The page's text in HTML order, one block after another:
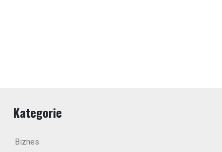
Kategorie
Biznes